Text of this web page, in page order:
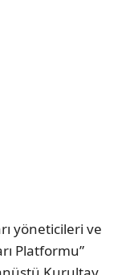
yöneticileri ve
Platformu”